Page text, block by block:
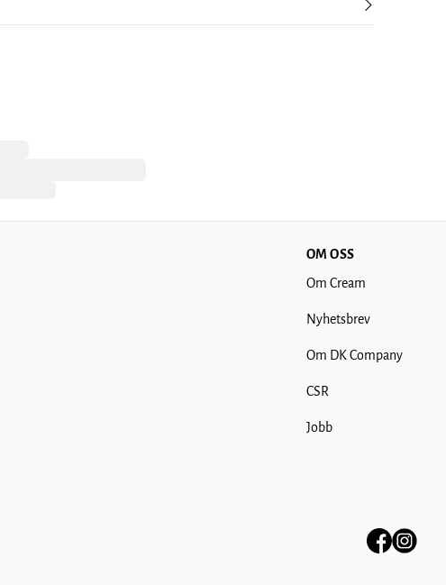
OM OSS
Om Cream
Nyhetsbrev
Om DK Company
CSR
Jobb